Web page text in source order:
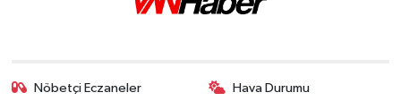
Nöbetçi Eczaneler Hava Durumu